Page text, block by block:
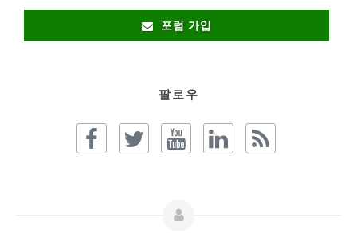
포럼 가입
팔로우